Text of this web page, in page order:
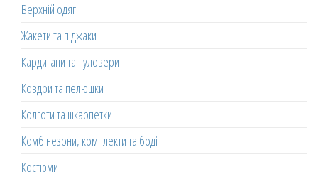
Верхній одяг
Жакети та піджаки
Кардигани та пуловери
Ковдри та пелюшки
Колготи та шкарпетки
Комбінезони, комплекти та боді
Костюми